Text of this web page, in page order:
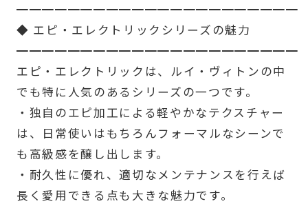
━━━━━━━━━━━━━━━━━━━━━━
◆ エピ・エレクトリックシリーズの魅力
━━━━━━━━━━━━━━━━━━━━━━
エピ・エレクトリックは、ルイ・ヴィトンの中
でも特に人気のあるシリーズの一つです。
・独自のエピ加工による軽やかなテクスチャー
は、日常使いはもちろんフォーマルなシーンで
も高級感を醸し出します。
・耐久性に優れ、適切なメンテナンスを行えば
長く愛用できる点も大きな魅力です。